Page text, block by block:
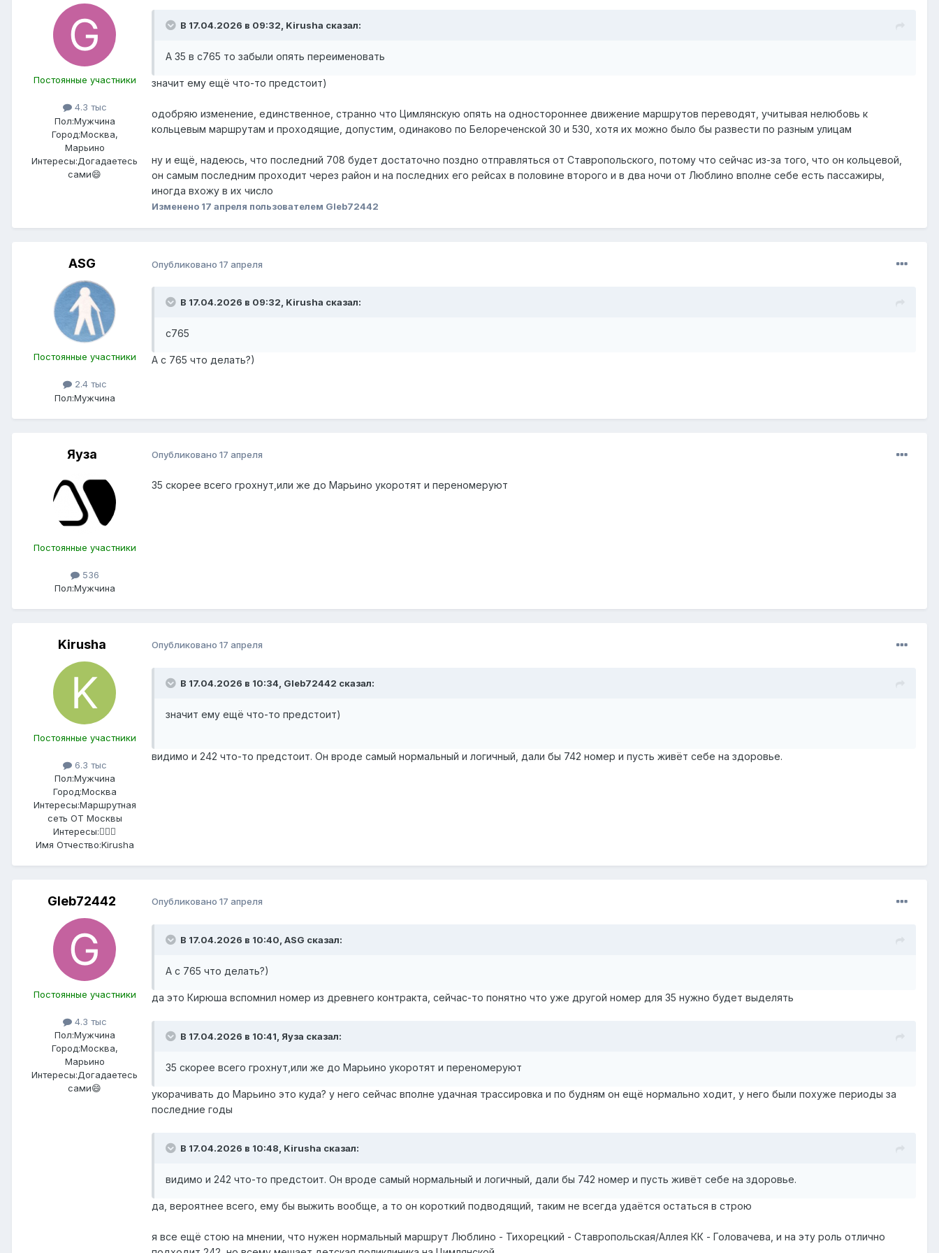
Постоянные участники
4.3 тыс
Пол:Мужчина
Город:Москва,
Марьино
Интересы:Догадаетесь
сами😄
В 17.04.2026 в 09:32, Kirusha сказал:
А 35 в с765 то забыли опять переименовать
значит ему ещё что-то предстоит)
одобряю изменение, единственное, странно что Цимлянскую опять на одностороннее движение маршрутов переводят, учитывая нелюбовь к
кольцевым маршрутам и проходящие, допустим, одинаково по Белореченской 30 и 530, хотя их можно было бы развести по разным улицам
ну и ещё, надеюсь, что последний 708 будет достаточно поздно отправляться от Ставропольского, потому что сейчас из-за того, что он кольцевой,
он самым последним проходит через район и на последних его рейсах в половине второго и в два ночи от Люблино вполне себе есть пассажиры,
иногда вхожу в их число
Изменено 17 апреля пользователем Gleb72442
ASG
Постоянные участники
2.4 тыс
Пол:Мужчина
Опубликовано 17 апреля
В 17.04.2026 в 09:32, Kirusha сказал:
с765
А с 765 что делать?)
Яуза
Постоянные участники
536
Пол:Мужчина
Опубликовано 17 апреля
35 скорее всего грохнут,или же до Марьино укоротят и переномеруют
Kirusha
Постоянные участники
6.3 тыс
Пол:Мужчина
Город:Москва
Интересы:Маршрутная
сеть ОТ Москвы
Интересы:🤷🏻‍♂️
Имя Отчество:Kirusha
Опубликовано 17 апреля
В 17.04.2026 в 10:34, Gleb72442 сказал:
значит ему ещё что-то предстоит)
видимо и 242 что-то предстоит. Он вроде самый нормальный и логичный, дали бы 742 номер и пусть живёт себе на здоровье.
Gleb72442
Постоянные участники
4.3 тыс
Пол:Мужчина
Город:Москва,
Марьино
Интересы:Догадаетесь
сами😄
Опубликовано 17 апреля
В 17.04.2026 в 10:40, ASG сказал:
А с 765 что делать?)
да это Кирюша вспомнил номер из древнего контракта, сейчас-то понятно что уже другой номер для 35 нужно будет выделять
В 17.04.2026 в 10:41, Яуза сказал:
35 скорее всего грохнут,или же до Марьино укоротят и переномеруют
укорачивать до Марьино это куда? у него сейчас вполне удачная трассировка и по будням он ещё нормально ходит, у него были похуже периоды за
последние годы
В 17.04.2026 в 10:48, Kirusha сказал:
видимо и 242 что-то предстоит. Он вроде самый нормальный и логичный, дали бы 742 номер и пусть живёт себе на здоровье.
да, вероятнее всего, ему бы выжить вообще, а то он короткий подводящий, таким не всегда удаётся остаться в строю
я все ещё стою на мнении, что нужен нормальный маршрут Люблино - Тихорецкий - Ставропольская/Аллея КК - Головачева, и на эту роль отлично